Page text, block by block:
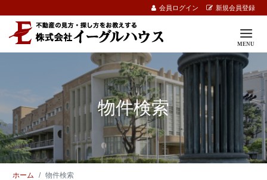
会員ログイン 新規会員登録
物件検索
ホーム 物件検索